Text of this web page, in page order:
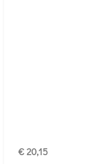
€ 20,15